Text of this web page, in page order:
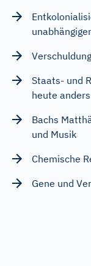
Staats- und
heute
Bachs
und Musik
Chemische
Gene und